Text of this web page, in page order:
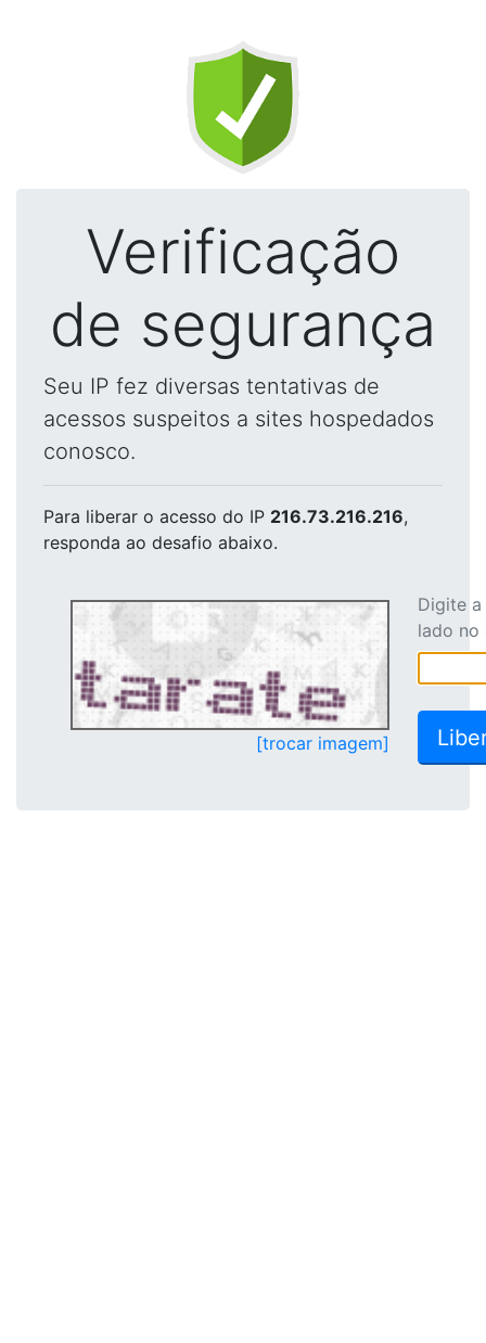
Verificação
de segurança
Seu IP fez diversas tentativas de
acessos suspeitos a sites hospedados
conosco.
Para liberar o acesso do IP 216.73.216.216,
responda ao desafio abaixo.
[trocar imagem]
Digite
lado no